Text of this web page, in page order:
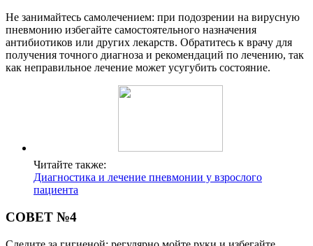
Не занимайтесь самолечением: при подозрении на вирусную
пневмонию избегайте самостоятельного назначения
антибиотиков или других лекарств. Обратитесь к врачу для
получения точного диагноза и рекомендаций по лечению, так
как неправильное лечение может усугубить состояние.
Читайте также:
Диагностика и лечение пневмонии у взрослого
пациента
СОВЕТ №4